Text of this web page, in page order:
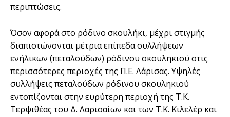
περιπτώσεις.
Όσον αφορά στο ρόδινο σκουλήκι, μέχρι στιγμής
διαπιστώνονται μέτρια επίπεδα συλλήψεων
ενήλικων (πεταλούδων) ρόδινου σκουληκιού στις
περισσότερες περιοχές της Π.Ε. Λάρισας. Υψηλές
συλλήψεις πεταλούδων ρόδινου σκουληκιού
εντοπίζονται στην ευρύτερη περιοχή της Τ.Κ.
Τερψιθέας του Δ. Λαρισαίων και των Τ.Κ. Κιλελέρ και